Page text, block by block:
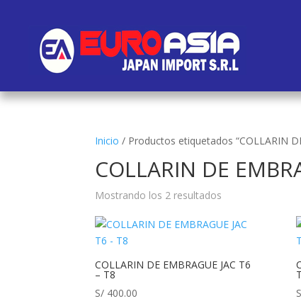
Inicio / Productos etiquetados “COLLARIN
COLLARIN DE
Mostrando los 2 resultados
COLLARIN DE EMBRAGUE JAC T6
– T8
S/ 400.00